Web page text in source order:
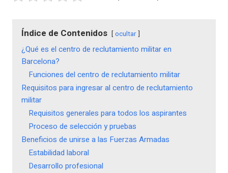
Índice de Contenidos ocultar
¿Qué es el centro de reclutamiento militar en
Barcelona?
Funciones del centro de reclutamiento militar
Requisitos para ingresar al centro de reclutamiento
militar
Requisitos generales para todos los aspirantes
Proceso de selección y pruebas
Beneficios de unirse a las Fuerzas Armadas
Estabilidad laboral
Desarrollo profesional